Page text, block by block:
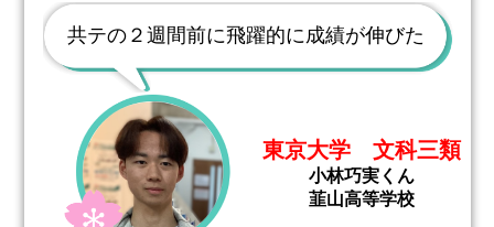
共テの２週間前に飛躍的に成績が伸びた
東京大学 文科三類
小林巧実くん
韮山高等学校